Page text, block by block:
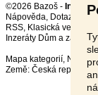
©2026 Bazoš -
Nápověda, Dotazy
RSS,
Inzeráty Dům a
Mapa kategorií,
Země: Česká republika